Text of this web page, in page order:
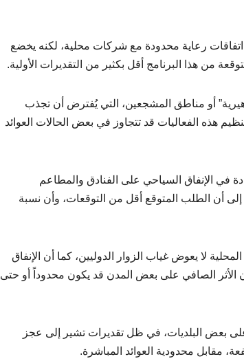
اتفاقات رعاية محدودة مع شركات محلية، لكنه يخضع
من هذا البرنامج أقل بكثير من التقديرات الأولية.
أو مناطق المشجعين، التي يُفترض أن تجذب
هذه الفعاليات قد تتجاوز في بعض الحالات العوائد
في الإنفاق السياحي على الفنادق والمطاعم
أن الطلب المتوقع أقل من التوقعات، وأن نسبة
لا يعوض غياب الزوار الدوليين، كما أن الإنفاق
الأثر الصافي على بعض المدن قد يكون محدوداً أو حتى
كأس العالم 2026 إلى عبء مالي على بعض البلديات، في ظل تقديرات تشير إلى عجز
مقابل محدودية العوائد المباشرة.